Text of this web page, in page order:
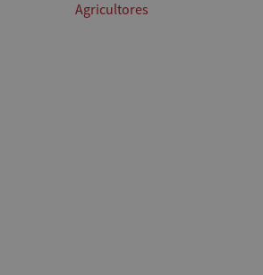
Agricultores